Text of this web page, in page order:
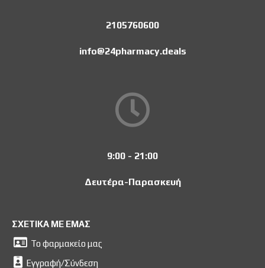
2105760600
info@24pharmacy.deals
9:00 - 21:00
Δευτέρα-Παρασκευή
ΣΧΕΤΙΚΑ ΜΕ ΕΜΑΣ
Το φαρμακείο μας
Εγγραφή/Σύνδεση